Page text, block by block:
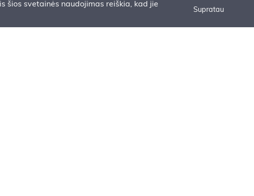
šios svetainės naudojimas reiškia, kad jie
Supratau